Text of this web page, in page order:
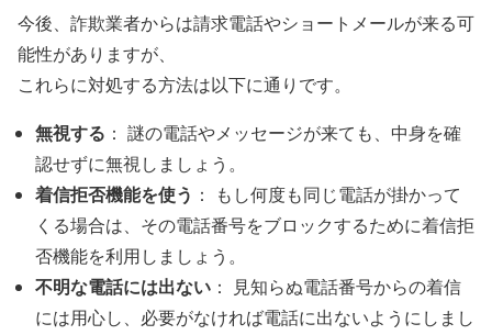
今後、詐欺業者からは請求電話やショートメールが来る可
能性がありますが、
これらに対処する方法は以下に通りです。
無視する ： 謎の電話やメッセージが来ても、中身を確
認せずに無視しましょう。
着信拒否機能を使う ： もし何度も同じ電話が掛かって
くる場合は、その電話番号をブロックするために着信拒
否機能を利用しましょう。
不明な電話には出ない ： 見知らぬ電話番号からの着信
には用心し、必要がなければ電話に出ないようにしまし